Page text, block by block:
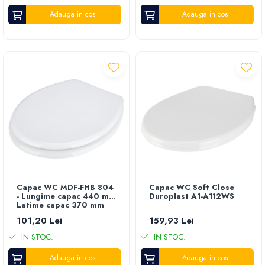
Unelte pentru gradinarit
Coase, seceri si cosoare
Bomfaiere
Fierastraie lemn
Foarfece de taiat gard viu
Foarfece gradina & vie
Greble
Furci si cultivatoare
Pene pentru despicat
Tarnacoape
Mini unelte
Chei reglabile
Chei torx
Dispozitive placi gipscarton
Fierastraie BCA
Fierastraie gipscarton
Folii constructii
Franghii si sfori
Leviere si rangi
Menghine
Pile
Pistoale silicon
Pistoale spuma
Adauga in cos Adauga in cos
Capac WC MDF-FHB 804
- Lungime capac 440 mm
Latime capac 370 mm
101,20 Lei
IN STOC.
Adauga in cos
Capac WC Soft Close
Duroplast A1-A112WS
159,93 Lei
IN STOC.
Adauga in cos